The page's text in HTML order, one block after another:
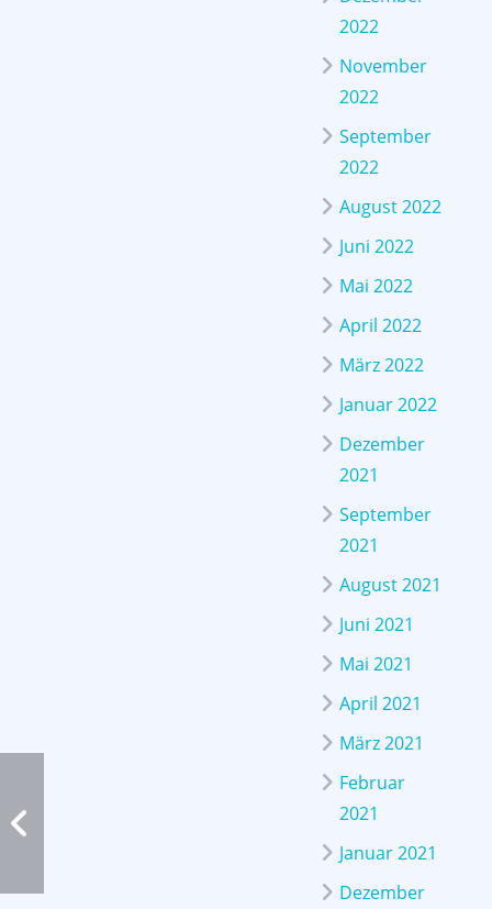
2022
November
2022
September
2022
August 2022
Juni 2022
Mai 2022
April 2022
März 2022
Januar 2022
Dezember
2021
September
2021
August 2021
Juni 2021
Mai 2021
April 2021
März 2021
Februar
2021
Januar 2021
Dezember